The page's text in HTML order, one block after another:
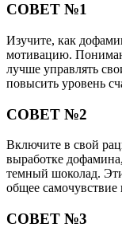
СОВЕТ №1
Изучите, как
мотивацию.
лучше управлять
повысить уровень
СОВЕТ №2
Включите в свой
выработке
темный шоколад.
общее
СОВЕТ №3